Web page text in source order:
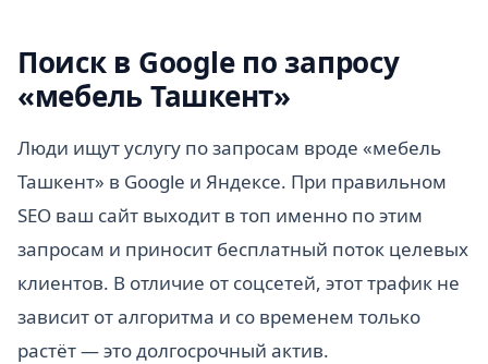
Поиск в Google по запросу
«мебель Ташкент»
Люди ищут услугу по запросам вроде «мебель
Ташкент» в Google и Яндексе. При правильном
SEO ваш сайт выходит в топ именно по этим
запросам и приносит бесплатный поток целевых
клиентов. В отличие от соцсетей, этот трафик не
зависит от алгоритма и со временем только
растёт — это долгосрочный актив.